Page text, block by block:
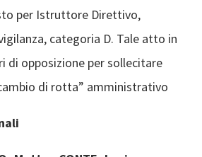
per Istruttore Direttivo,
categoria D. Tale atto in
di opposizione per sollecitare
di rotta” amministrativo